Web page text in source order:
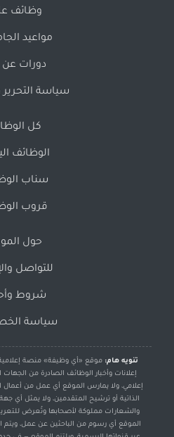
وظائف
مواعيد
دورات عن
سياسة التحرير
كل
الوظائف
سناب
قروب
حول
للتواصل
شروط
سياسة
تنويه هام: موقع «أي وظيفة» منصة
إعلانات وأخبار الوظائف الصادرة من
إعلامي، ولا يمارس الموقع أي عمل من
الذاتية أو ترشيح المتقدمين، ولا يمثل أي
والشعارات مملوكة لأصحابها وتُعرض
الموقع أي رسوم من الباحثين عن عمل، ويتم